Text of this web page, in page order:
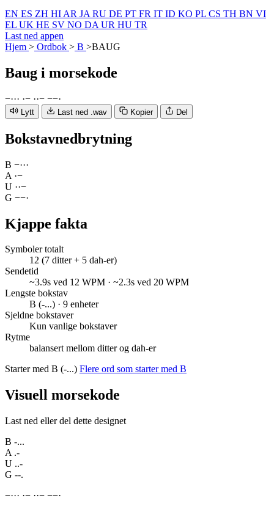
EN ES ZH HI AR JA RU DE PT FR IT ID KO PL CS TH BN VI
EL UK HE SV NO DA UR HU TR
Last ned appen
Hjem > Ordbok > B >BAUG
Baug i morsekode
−··· ·− ··− −−·
Lytt Last ned .wav Kopier Del
Bokstavnedbrytning
B −···
A ·−
U ··−
G −−·
Kjappe fakta
Symboler totalt
12 (7 ditter + 5 dah-er)
Sendetid
~3.9s ved 12 WPM · ~2.3s ved 20 WPM
Lengste bokstav
B (-...) · 9 enheter
Sjeldne bokstaver
Kun vanlige bokstaver
Rytme
balansert mellom ditter og dah-er
Starter med B (-...) Flere ord som starter med B
Visuell morsekode
Last ned eller del dette designet
B -...
A .-
U ..-
G --.
−··· ·− ··− −−·